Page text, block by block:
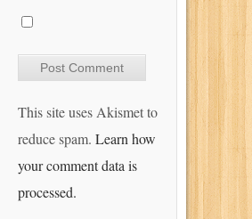
This site uses Akismet to
reduce spam. Learn how
your comment data is
processed.